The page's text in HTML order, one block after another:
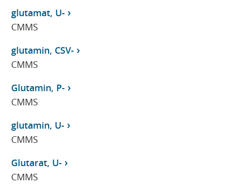
glutamat, U-
CMMS
glutamin, CSV-
CMMS
Glutamin, P-
CMMS
glutamin, U-
CMMS
Glutarat, U-
CMMS